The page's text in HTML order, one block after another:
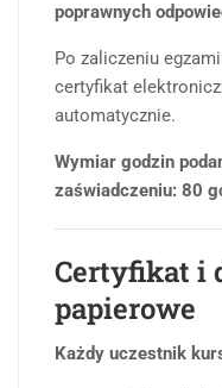
poprawnych
Po zaliczeniu
certyfikat
automatycznie.
Wymiar godzin
zaświadczeniu: 80
Certyfikat i
papierowe
Każdy uczestnik